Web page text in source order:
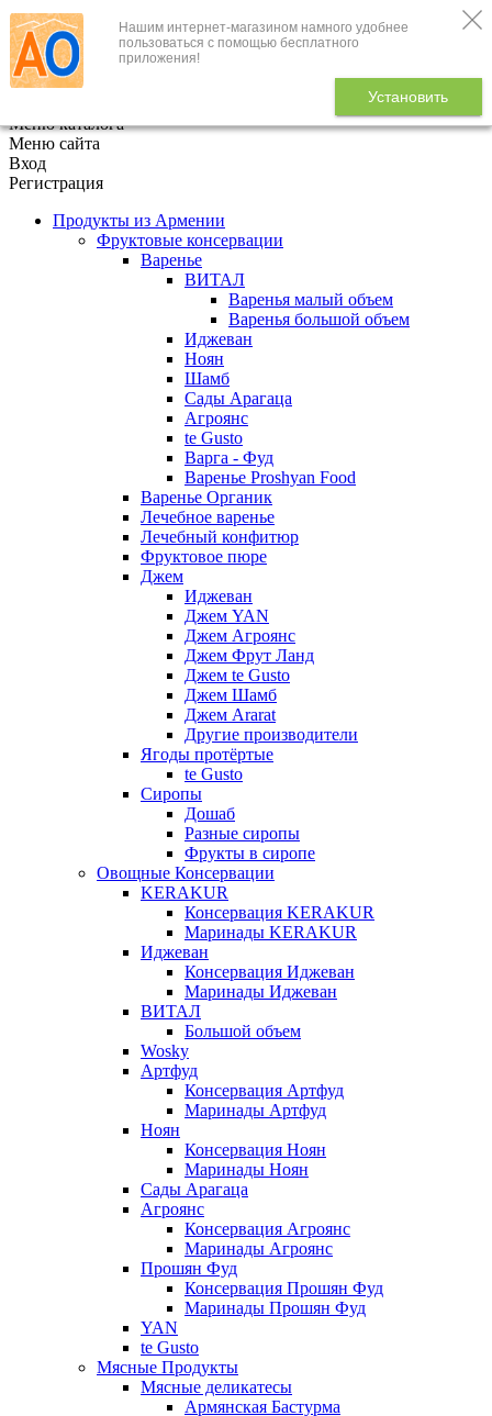
Нашим интернет-магазином намного удобнее
пользоваться с помощью бесплатного
приложения!
Установить
+7 (495) 646-888-1
В корзине
Меню каталога
Меню сайта
Вход
Регистрация
Продукты из Армении
Фруктовые консервации
Варенье
ВИТАЛ
Варенья малый объем
Варенья большой объем
Иджеван
Ноян
Шамб
Сады Арагаца
Агроянс
te Gusto
Варга - Фуд
Варенье Proshyan Food
Варенье Органик
Лечебное варенье
Лечебный конфитюр
Фруктовое пюре
Джем
Иджеван
Джем YAN
Джем Агроянс
Джем Фрут Ланд
Джем te Gusto
Джем Шамб
Джем Ararat
Другие производители
Ягоды протёртые
te Gusto
Сиропы
Дошаб
Разные сиропы
Фрукты в сиропе
Овощные Консервации
KERAKUR
Консервация KERAKUR
Маринады KERAKUR
Иджеван
Консервация Иджеван
Маринады Иджеван
ВИТАЛ
Большой объем
Wosky
Артфуд
Консервация Артфуд
Маринады Артфуд
Ноян
Консервация Ноян
Маринады Ноян
Сады Арагаца
Агроянс
Консервация Агроянс
Маринады Агроянс
Прошян Фуд
Консервация Прошян Фуд
Маринады Прошян Фуд
YAN
te Gusto
Мясные Продукты
Мясные деликатесы
Армянская Бастурма